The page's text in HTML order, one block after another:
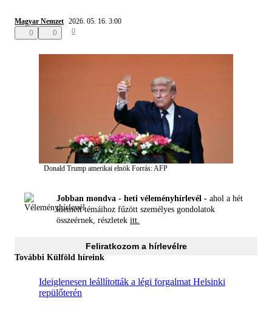
Magyar Nemzet 2026. 05. 16. 3:00
0
0 0
Donald Trump amerikai elnök Forrás: AFP
Jobban mondva - heti véleményhírlevél - ahol a hét
kiemelt témáihoz fűzött személyes gondolatok
összeérnek, részletek itt.
Feliratkozom a hírlevélre
További Külföld híreink
Ideiglenesen leállították a légi forgalmat Helsinki
repülőterén